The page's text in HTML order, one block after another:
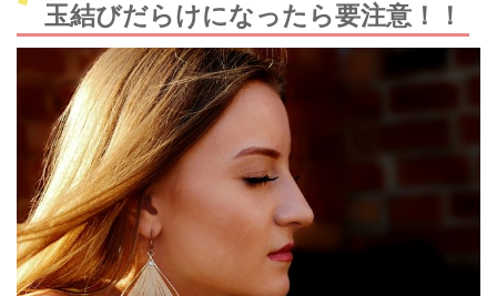
玉結びだらけになったら要注意！！